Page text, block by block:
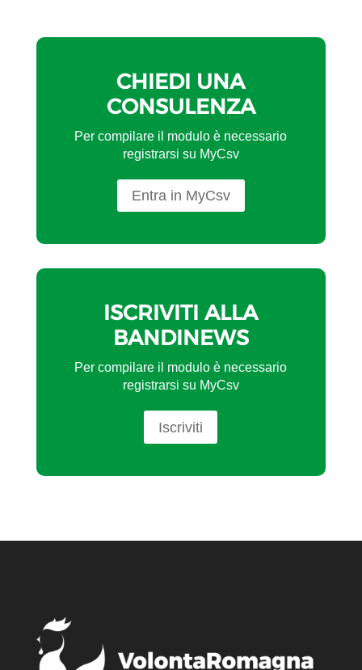
CHIEDI UNA
CONSULENZA
Per compilare il modulo è necessario
registrarsi su MyCsv
Entra in MyCsv
ISCRIVITI ALLA
BANDINEWS
Per compilare il modulo è necessario
registrarsi su MyCsv
Iscriviti